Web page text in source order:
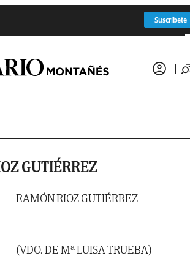
Suscríbete
GUTIÉRREZ
RAMÓN RIOZ GUTIÉRREZ
(VDO. DE Mª LUISA TRUEBA)